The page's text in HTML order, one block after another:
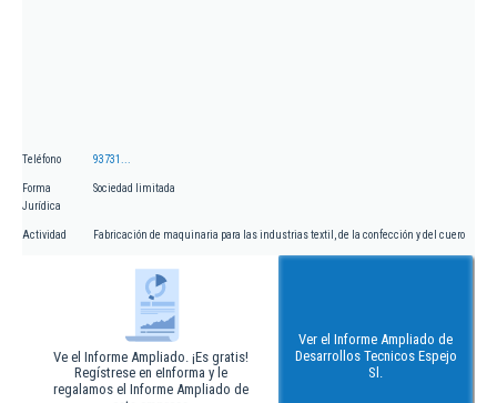
Teléfono 93731...
Forma
Jurídica
Sociedad limitada
Actividad Fabricación de maquinaria para las industrias textil, de la confección y del cuero
Ve el Informe Ampliado. ¡Es gratis!
Regístrese en eInforma y le
regalamos el Informe Ampliado de
Ver el Informe Ampliado de
Desarrollos Tecnicos Espejo
Sl.